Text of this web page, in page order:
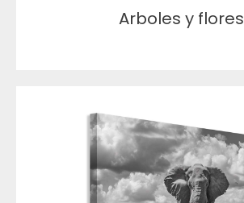
Arboles y flores